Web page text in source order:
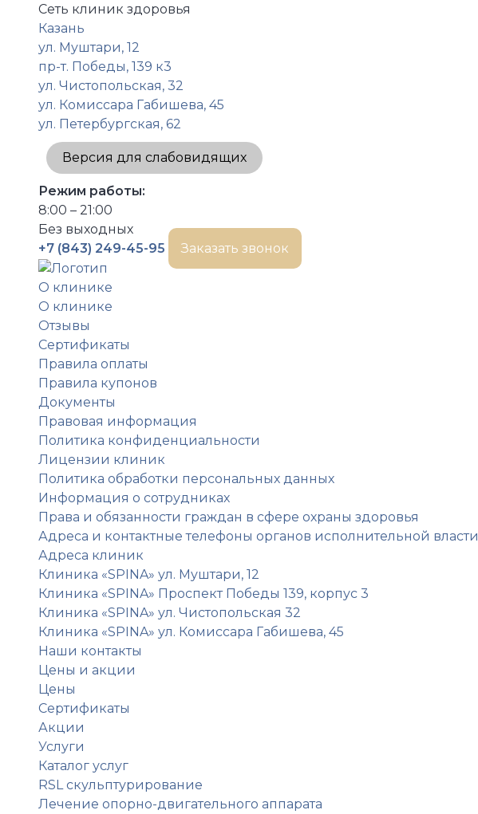
Сеть клиник здоровья
Казань
ул. Муштари, 12
пр-т. Победы, 139 к3
ул. Чистопольская, 32
ул. Комиссара Габишева, 45
ул. Петербургская, 62
Версия для слабовидящих
Режим работы:
8:00 – 21:00
Без выходных
+7 (843) 249-45-95
Заказать звонок
О клинике
О клинике
Отзывы
Сертификаты
Правила оплаты
Правила купонов
Документы
Правовая информация
Политика конфиденциальности
Лицензии клиник
Политика обработки персональных данных
Информация о сотрудниках
Права и обязанности граждан в сфере охраны здоровья
Адреса и контактные телефоны органов исполнительной власти
Адреса клиник
Клиника «SPINA» ул. Муштари, 12
Клиника «SPINA» Проспект Победы 139, корпус 3
Клиника «SPINA» ул. Чистопольская 32
Клиника «SPINA» ул. Комиссара Габишева, 45
Наши контакты
Цены и акции
Цены
Сертификаты
Акции
Услуги
Каталог услуг
RSL скульптурирование
Лечение опорно-двигательного аппарата